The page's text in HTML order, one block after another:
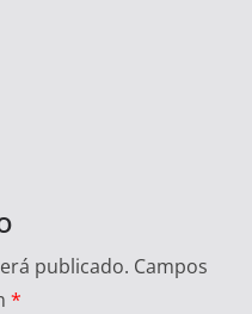
publicado. Campos
*